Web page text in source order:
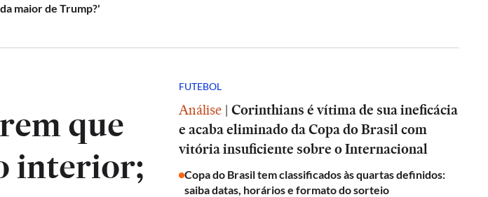
maior de Trump?'
que
interior;
FUTEBOL
Análise | Corinthians é vítima de sua ineficácia
e acaba eliminado da Copa do Brasil com
vitória insuficiente sobre o Internacional
Copa do Brasil tem classificados às quartas definidos:
saiba datas, horários e formato do sorteio